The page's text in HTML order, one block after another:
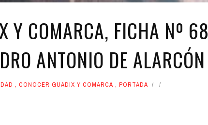
Y COMARCA, FICHA Nº 68
ANTONIO DE ALARCÓN
, CONOCER GUADIX Y COMARCA , PORTADA